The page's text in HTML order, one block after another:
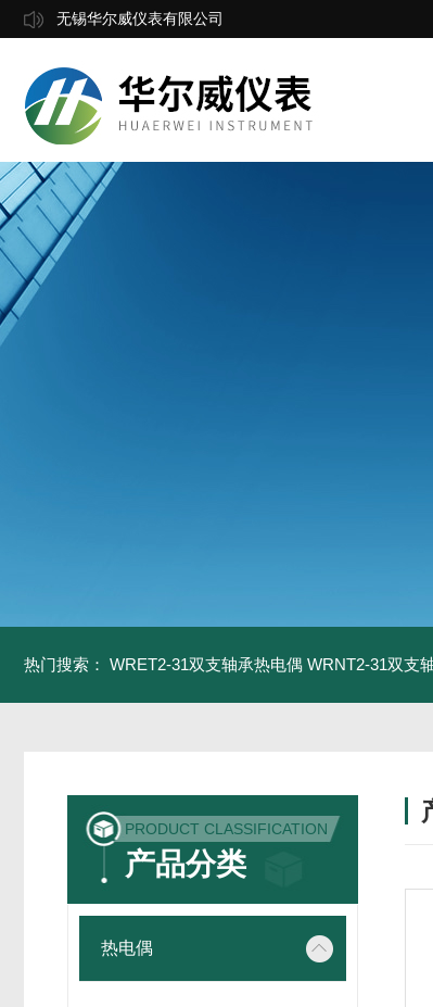
无锡华尔威仪表有限公司
热门搜索： WRET2-31双支轴承热电偶 WRNT2-31双支
PRODUCT CLASSIFICATION
产品分类
热电偶